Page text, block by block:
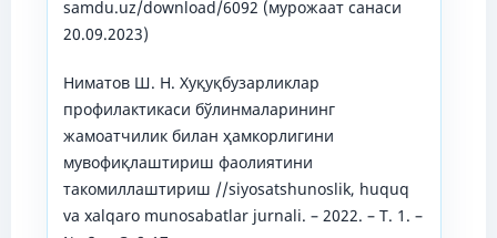
samdu.uz/download/6092 (мурожаат санаси
20.09.2023)
Ниматов Ш. Н. Хуқуқбузарликлар
профилактикаси бўлинмаларининг
жамоатчилик билан ҳамкорлигини
мувофиқлаштириш фаолиятини
такомиллаштириш //siyosatshunoslik, huquq
va xalqaro munosabatlar jurnali. – 2022. – Т. 1. –